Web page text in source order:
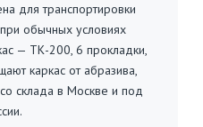
для транспортировки
обычных условиях
— ТК-200, 6 прокладки,
каркас от абразива,
со склада в Москве и под